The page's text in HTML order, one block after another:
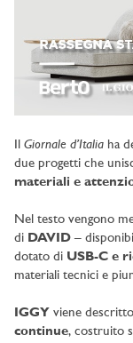
Il Giornale d’Italia ha
due progetti che
materiali e
Nel testo vengono
di DAVID –
dotato di USB-C e
materiali tecnici e
IGGY viene
continue, costruito